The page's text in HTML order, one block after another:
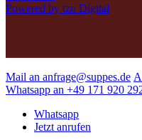
Powered by tzn Digital
Mail an anfrage@suppes.de
Whatsapp an +49 171 920
Whatsapp
Jetzt anrufen